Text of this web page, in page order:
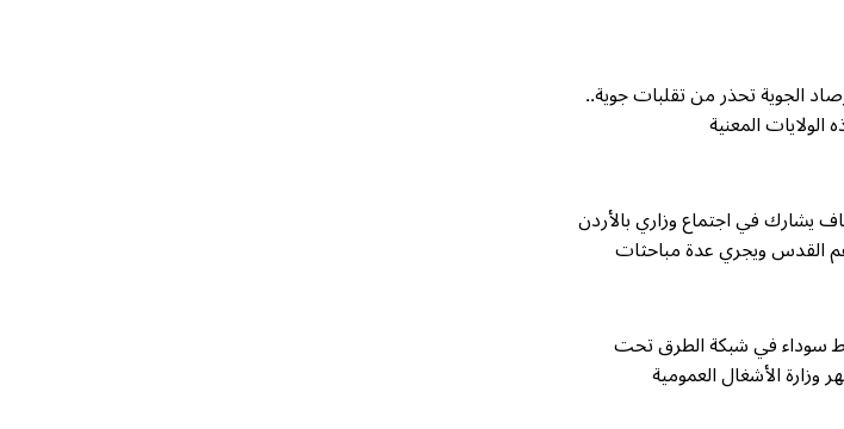
الجوية تحذر من تقلبات جوية..
الولايات المعنية
يشارك في اجتماع وزاري بالأردن
القدس ويجري عدة مباحثات
سوداء في شبكة الطرق تحت
وزارة الأشغال العمومية